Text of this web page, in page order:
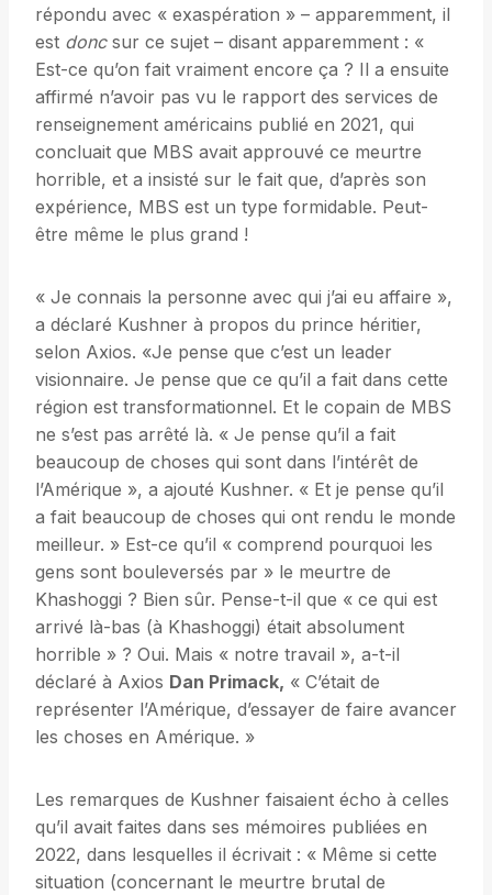
répondu avec « exaspération » – apparemment, il
est doncsur ce sujet – disant apparemment : «
Est-ce qu’on fait vraiment encore ça ? Il a ensuite
affirmé n’avoir pas vu le rapport des services de
renseignement américains publié en 2021, qui
concluait que MBS avait approuvé ce meurtre
horrible, et a insisté sur le fait que, d’après son
expérience, MBS est un type formidable. Peut-
être même le plus grand !
« Je connais la personne avec qui j’ai eu affaire »,
a déclaré Kushner à propos du prince héritier,
selon Axios. «Je pense que c’est un leader
visionnaire. Je pense que ce qu’il a fait dans cette
région est transformationnel. Et le copain de MBS
ne s’est pas arrêté là. « Je pense qu’il a fait
beaucoup de choses qui sont dans l’intérêt de
l’Amérique », a ajouté Kushner. « Et je pense qu’il
a fait beaucoup de choses qui ont rendu le monde
meilleur. » Est-ce qu’il « comprend pourquoi les
gens sont bouleversés par » le meurtre de
Khashoggi ? Bien sûr. Pense-t-il que « ce qui est
arrivé là-bas (à Khashoggi) était absolument
horrible » ? Oui. Mais « notre travail », a-t-il
déclaré à Axios Dan Primack, « C’était de
représenter l’Amérique, d’essayer de faire avancer
les choses en Amérique. »
Les remarques de Kushner faisaient écho à celles
qu’il avait faites dans ses mémoires publiées en
2022, dans lesquelles il écrivait : « Même si cette
situation (concernant le meurtre brutal de